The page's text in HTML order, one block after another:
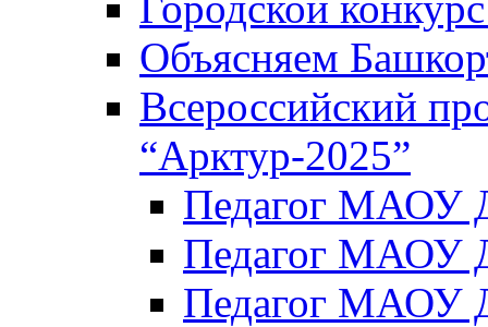
Объясняем
Всероссийский
“Арктур-2025”
Педагог МАОУ
Педагог МАОУ
Педагог МАОУ